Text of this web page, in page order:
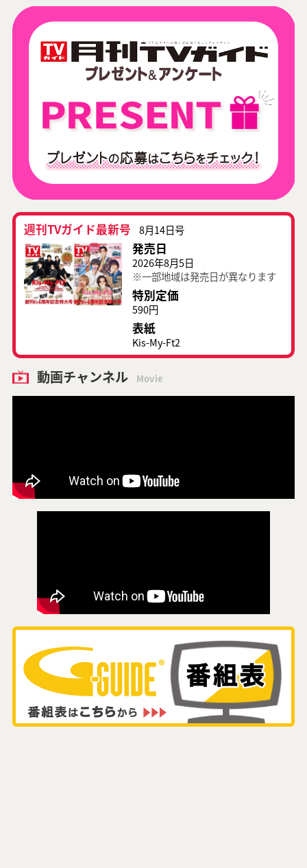
週刊TVガイド最新号 8月14日号
発売日
2026年8月5日
※一部地域は発売日が異なります
特別定価
590円
表紙
Kis-My-Ft2
動画チャンネル Movie